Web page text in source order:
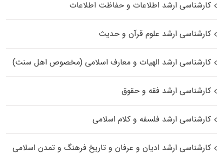
کارشناسی ارشد اطلاعات و حفاظت اطلاعات
کارشناسی ارشد علوم قرآن و حدیث
کارشناسی ارشد الهیات و معارف اسلامی (مخصوص اهل سنت)
کارشناسی ارشد فقه و حقوق
کارشناسی ارشد فلسفه و کلام اسلامی
کارشناسی ارشد ادیان و عرفان و تاریخ فرهنگ و تمدن اسلامی